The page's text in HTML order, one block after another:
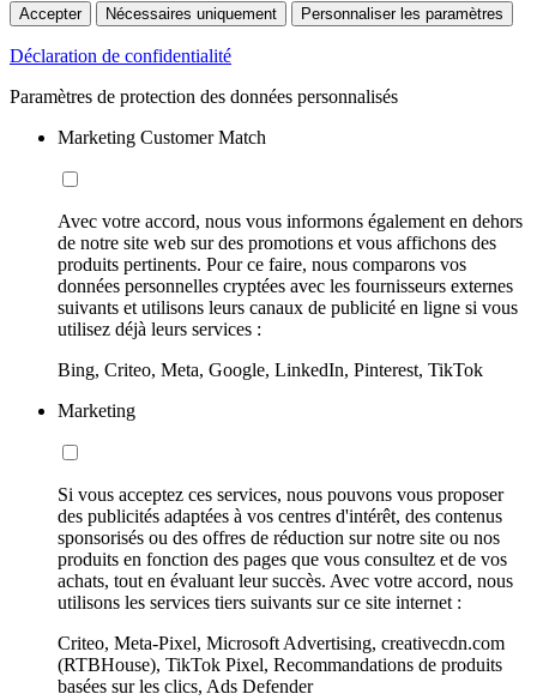
Accepter Nécessaires uniquement Personnaliser les paramètres
Déclaration de confidentialité
Paramètres de protection des données personnalisés
Marketing Customer Match
Avec votre accord, nous vous informons également en dehors
de notre site web sur des promotions et vous affichons des
produits pertinents. Pour ce faire, nous comparons vos
données personnelles cryptées avec les fournisseurs externes
suivants et utilisons leurs canaux de publicité en ligne si vous
utilisez déjà leurs services :
Bing, Criteo, Meta, Google, LinkedIn, Pinterest, TikTok
Marketing
Si vous acceptez ces services, nous pouvons vous proposer
des publicités adaptées à vos centres d'intérêt, des contenus
sponsorisés ou des offres de réduction sur notre site ou nos
produits en fonction des pages que vous consultez et de vos
achats, tout en évaluant leur succès. Avec votre accord, nous
utilisons les services tiers suivants sur ce site internet :
Criteo, Meta-Pixel, Microsoft Advertising, creativecdn.com
(RTBHouse), TikTok Pixel, Recommandations de produits
basées sur les clics, Ads Defender